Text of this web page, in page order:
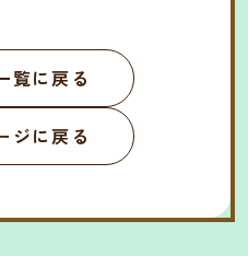
覧に戻る
ジに戻る